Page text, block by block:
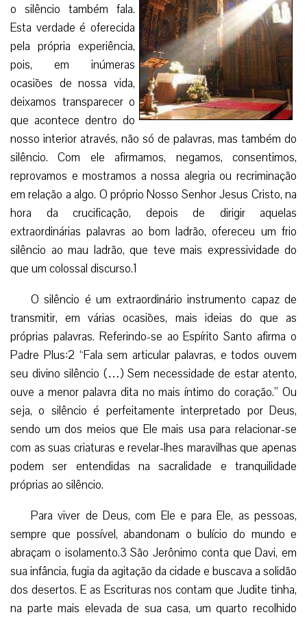
o silêncio também fala.
Esta verdade é oferecida
pela própria experiência,
pois, em inúmeras
ocasiões de nossa vida,
deixamos transparecer o
que acontece dentro do
nosso interior através, não só de palavras, mas também do
silêncio. Com ele afirmamos, negamos, consentimos,
reprovamos e mostramos a nossa alegria ou recriminação
em relação a algo. O próprio Nosso Senhor Jesus Cristo, na
hora da crucificação, depois de dirigir aquelas
extraordinárias palavras ao bom ladrão, ofereceu um frio
silêncio ao mau ladrão, que teve mais expressividade do
que um colossal discurso.1
O silêncio é um extraordinário instrumento capaz de
transmitir, em várias ocasiões, mais ideias do que as
próprias palavras. Referindo-se ao Espírito Santo afirma o
Padre Plus:2 “Fala sem articular palavras, e todos ouvem
seu divino silêncio (…) Sem necessidade de estar atento,
ouve a menor palavra dita no mais íntimo do coração.” Ou
seja, o silêncio é perfeitamente interpretado por Deus,
sendo um dos meios que Ele mais usa para relacionar-se
com as suas criaturas e revelar-lhes maravilhas que apenas
podem ser entendidas na sacralidade e tranquilidade
próprias ao silêncio.
Para viver de Deus, com Ele e para Ele, as pessoas,
sempre que possível, abandonam o bulício do mundo e
abraçam o isolamento.3 São Jerônimo conta que Davi, em
sua infância, fugia da agitação da cidade e buscava a solidão
dos desertos. E as Escrituras nos contam que Judite tinha,
na parte mais elevada de sua casa, um quarto recolhido